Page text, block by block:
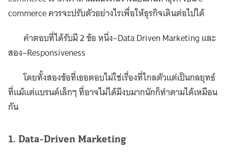
commerce ควรจะปรับตัวอย่างไรเพื่อให้ธุรกิจเดินต่อไปได้
คำตอบที่ได้รับมี 2 ข้อ หนึ่ง–Data Driven Marketing และ
สอง–Responsiveness
โดยทั้งสองข้อที่เธอตอบไม่ใช่เรื่องที่ไกลตัวแต่เป็นกลยุทธ์
ที่แม้แต่แบรนด์เล็กๆ ที่อาจไม่ได้มีงบมากนักก็ทำตามได้เหมือน
กัน
1. Data-Driven Marketing